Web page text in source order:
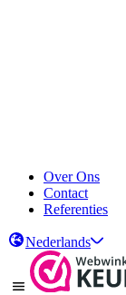
Over Ons
Contact
Referenties
Nederlands